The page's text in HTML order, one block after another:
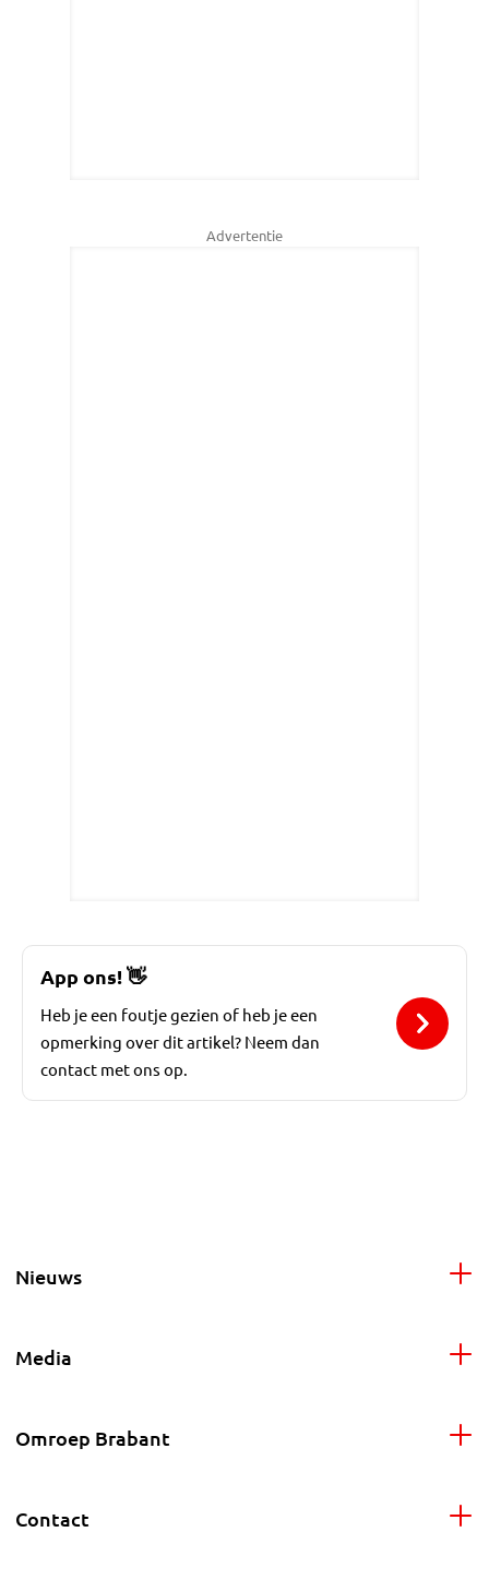
Advertentie
App ons!👋
Heb je een foutje gezien of heb je een
opmerking over dit artikel? Neem dan
contact met ons op.
Nieuws
Media
Omroep Brabant
Contact